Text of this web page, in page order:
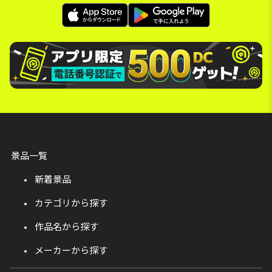
景品一覧
新着景品
カテゴリから探す
作品名から探す
メーカーから探す